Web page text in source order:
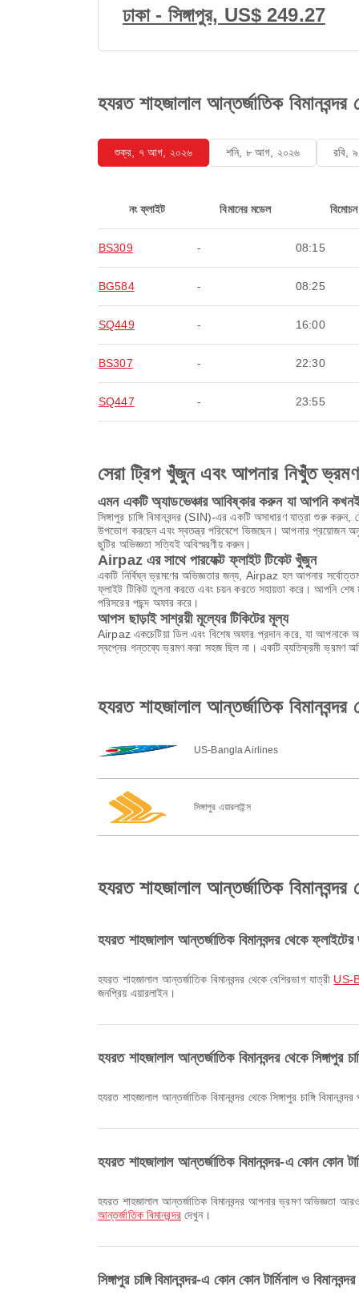
ঢাকা - সিঙ্গাপুর, US$ 249.27
হযরত শাহজালাল আন্তর্জাতিক বিমানবন্দর
শুক্র, ৭ আগ, ২০২৬ শনি, ৮ আগ, ২০২৬ রবি,
নং ফ্লাইট বিমানের মডেল বিমোচন
BS309 - 08:15
BG584 - 08:25
SQ449 - 16:00
BS307 - 22:30
SQ447 - 23:55
সেরা ট্রিপ খুঁজুন এবং আপনার নিখুঁত
এমন একটি অ্যাডভেঞ্চার আবিষ্কার করুন যা আপনি কখনই
সিঙ্গাপুর চাঙ্গি বিমানবন্দর (SIN)-এর একটি অসাধারণ যাত্রা শুরু
উপভোগ করছেন এবং স্বতন্ত্র পরিবেশে ভিজছেন। আপনার প্রয়োজন
ছুটির অভিজ্ঞতা সত্যিই অবিস্মরণীয় করুন।
Airpaz এর সাথে পারফেক্ট ফ্লাইট টিকেট খুঁজুন
একটি নির্বিঘ্ন ভ্রমণের অভিজ্ঞতার জন্য, Airpaz হল আপনার
ফ্লাইট টিকিট তুলনা করতে এবং চয়ন করতে সহায়তা করে। আপনি শেষ
পরিসরের পছন্দ অফার করে।
আপস ছাড়াই সাশ্রয়ী মূল্যের টিকিটের মূল্য
Airpaz একচেটিয়া ডিল এবং বিশেষ অফার প্রদান করে, যা আপনাকে
স্বপ্নের গন্তব্যে ভ্রমণ করা সহজ ছিল না। একটি ব্যতিক্রমী
হযরত শাহজালাল আন্তর্জাতিক বিমানবন্দর
US-Bangla Airlines
সিঙ্গাপুর এয়ারলাইন্স
হযরত শাহজালাল আন্তর্জাতিক বিমানবন্দর
হযরত শাহজালাল আন্তর্জাতিক বিমানবন্দর থেকে
হযরত শাহজালাল আন্তর্জাতিক বিমানবন্দর থেকে বেশিরভাগ যাত্রী US-
জনপ্রিয় এয়ারলাইন।
হযরত শাহজালাল আন্তর্জাতিক বিমানবন্দর থেকে সিঙ্গাপুর
হযরত শাহজালাল আন্তর্জাতিক বিমানবন্দর থেকে সিঙ্গাপুর চাঙ্গি
হযরত শাহজালাল আন্তর্জাতিক বিমানবন্দর-এ কোন কোন
হযরত শাহজালাল আন্তর্জাতিক বিমানবন্দর আপনার ভ্রমণ অভিজ্ঞতা
আন্তর্জাতিক বিমানবন্দরদেখুন।
সিঙ্গাপুর চাঙ্গি বিমানবন্দর-এ কোন কোন টার্মিনাল ও